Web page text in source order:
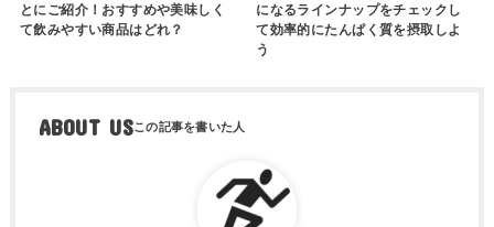
とにご紹介！おすすめや美味しく
て飲みやすい商品はどれ？
になるラインナップをチェックし
て効率的にたんぱく質を摂取しよ
う
ABOUT US